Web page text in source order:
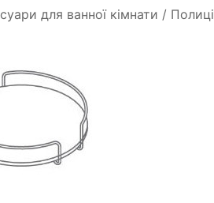
для ванної кімнати / Полиці